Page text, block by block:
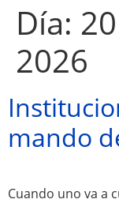
Día:
2026
mando
Cuando uno va a